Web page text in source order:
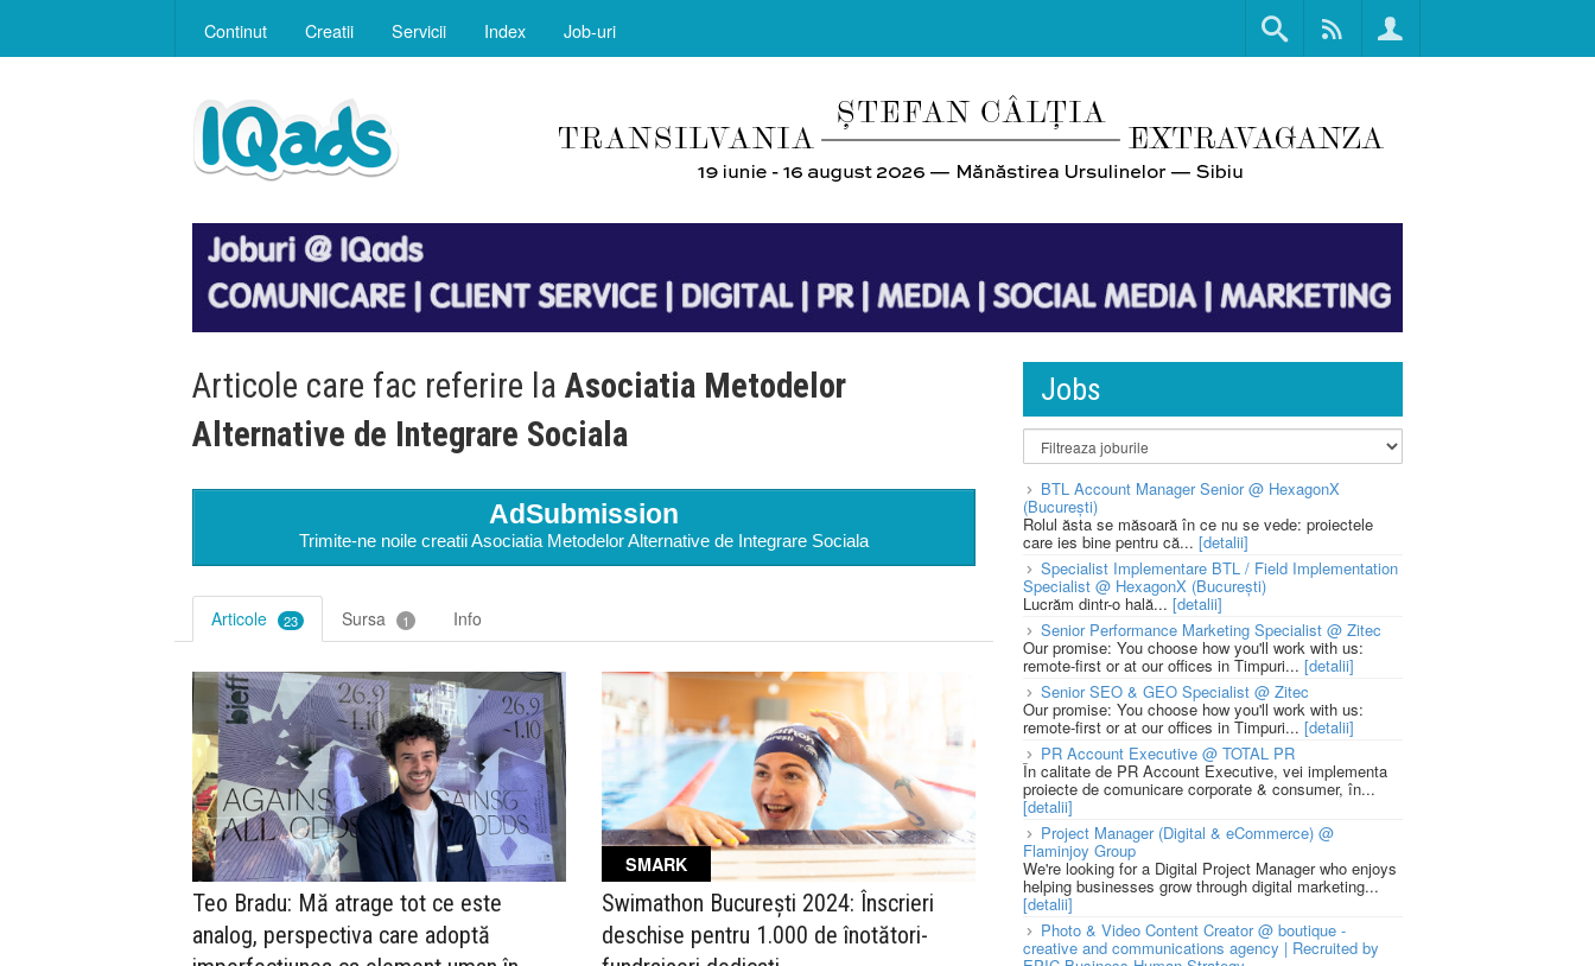
Continut Creatii Servicii Index Job-uri
Articole care fac referire la Asociatia Metodelor
Alternative de Integrare Sociala
AdSubmission
Trimite-ne noile creatii Asociatia Metodelor Alternative de Integrare Sociala
Articole 23 Sursa 1 Info
Teo Bradu: Mă atrage tot ce este
analog, perspectiva care adoptă
SMARK
Swimathon București 2024: Înscrieri
deschise pentru 1.000 de înotători-
Jobs
BTL Account Manager Senior @ HexagonX
(București)
Rolul ăsta se măsoară în ce nu se vede: proiectele
care ies bine pentru că... [detalii]
Specialist Implementare BTL / Field Implementation
Specialist @ HexagonX (București)
Lucrăm dintr-o hală... [detalii]
Senior Performance Marketing Specialist @ Zitec
Our promise: You choose how you'll work with us:
remote-first or at our offices in Timpuri... [detalii]
Senior SEO & GEO Specialist @ Zitec
Our promise: You choose how you'll work with us:
remote-first or at our offices in Timpuri... [detalii]
PR Account Executive @ TOTAL PR
În calitate de PR Account Executive, vei implementa
proiecte de comunicare corporate & consumer, în...
[detalii]
Project Manager (Digital & eCommerce) @
Flaminjoy Group
We're looking for a Digital Project Manager who enjoys
helping businesses grow through digital marketing...
[detalii]
Photo & Video Content Creator @ boutique -
creative and communications agency | Recruited by